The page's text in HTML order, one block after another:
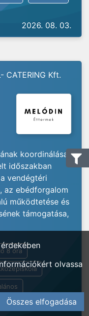
2026. 08. 03.
CATERING Kft.
koordinálása
időszakban
vendégtéri
az ebédforgalom
működtetése és
támogatása,
8 óra
olvassa
Összes elfogadása